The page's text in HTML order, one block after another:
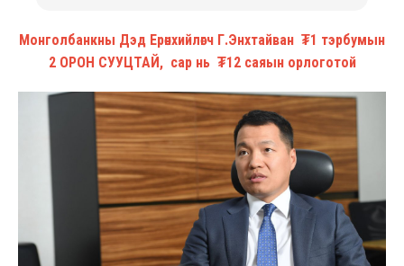
Монголбанкны Дэд Ерөнхийлөгч Г.Энхтайван ₮1 тэрбумын
2 ОРОН СУУЦТАЙ, сар нь ₮12 саяын орлоготой